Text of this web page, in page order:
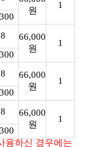
원
1
8
66,000
원
1
8
66,000
원
1
8
66,000
원
1
용하신 경우에는